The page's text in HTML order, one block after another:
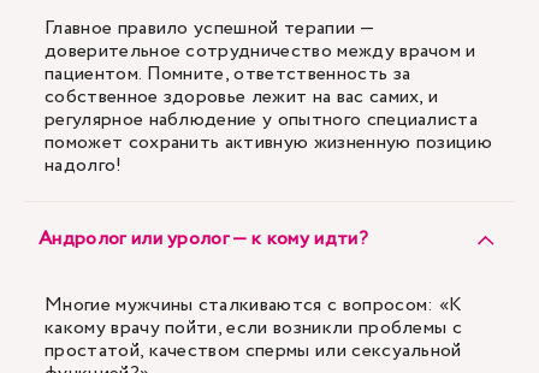
Главное правило успешной терапии —
доверительное сотрудничество между врачом и
пациентом. Помните, ответственность за
собственное здоровье лежит на вас самих, и
регулярное наблюдение у опытного специалиста
поможет сохранить активную жизненную позицию
надолго!
Андролог или уролог — к кому идти?
Многие мужчины сталкиваются с вопросом: «К
какому врачу пойти, если возникли проблемы с
простатой, качеством спермы или сексуальной